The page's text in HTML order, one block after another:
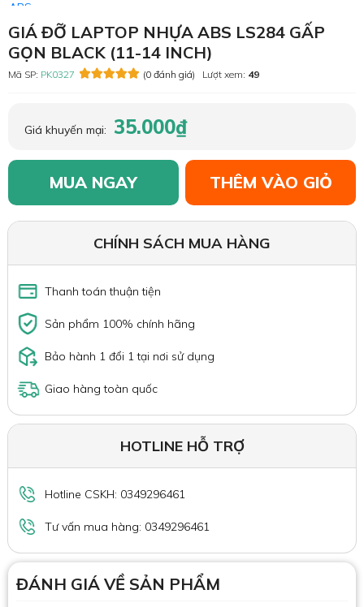
GIÁ ĐỠ LAPTOP NHỰA ABS LS284 GẤP
GỌN BLACK (11-14 INCH)
Mã SP: PK0327 (0 đánh giá) Lượt xem: 49
Giá khuyến mại: 35.000₫
MUA NGAY THÊM VÀO GIỎ
CHÍNH SÁCH MUA HÀNG
Thanh toán thuận tiện
Sản phẩm 100% chính hãng
Bảo hành 1 đổi 1 tại nơi sử dụng
Giao hàng toàn quốc
HOTLINE HỖ TRỢ
Hotline CSKH: 0349296461
Tư vấn mua hàng: 0349296461
ĐÁNH GIÁ VỀ SẢN PHẨM